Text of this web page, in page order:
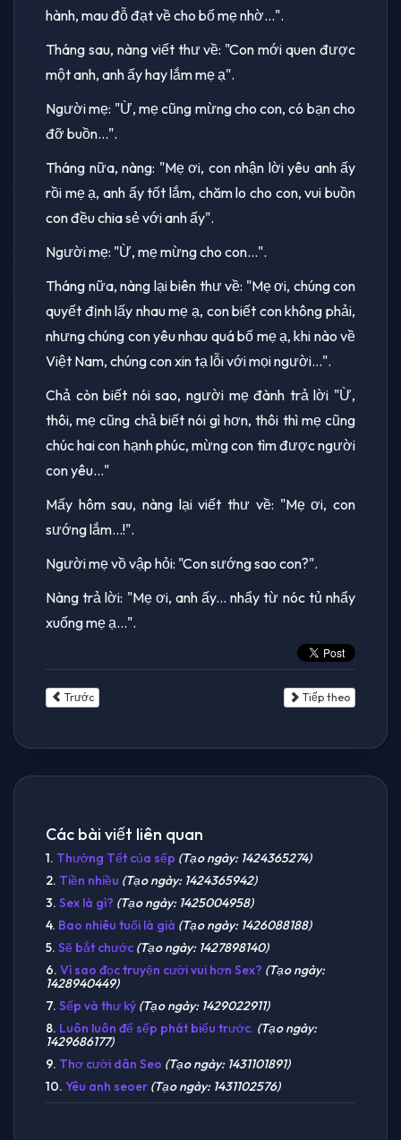
hành, mau đỗ đạt về cho bố mẹ nhờ...".
Tháng sau, nàng viết thư về: "Con mới quen được
một anh, anh ấy hay lắm mẹ ạ".
Người mẹ: "Ừ, mẹ cũng mừng cho con, có bạn cho
đỡ buồn...".
Tháng nữa, nàng: "Mẹ ơi, con nhận lời yêu anh ấy
rồi mẹ ạ, anh ấy tốt lắm, chăm lo cho con, vui buồn
con đều chia sẻ với anh ấy".
Người mẹ: "Ừ, mẹ mừng cho con...".
Tháng nữa, nàng lại biên thư về: "Mẹ ơi, chúng con
quyết định lấy nhau mẹ ạ, con biết con không phải,
nhưng chúng con yêu nhau quá bố mẹ ạ, khi nào về
Việt Nam, chúng con xin tạ lỗi với mọi người...".
Chả còn biết nói sao, người mẹ đành trả lời "Ừ,
thôi, mẹ cũng chả biết nói gì hơn, thôi thì mẹ cũng
chúc hai con hạnh phúc, mừng con tìm được người
con yêu..."
Mấy hôm sau, nàng lại viết thư về: "Mẹ ơi, con
sướng lắm...!".
Người mẹ vồ vập hỏi: "Con sướng sao con?".
Nàng trả lời: "Mẹ ơi, anh ấy... nhẩy từ nóc tủ nhẩy
xuống mẹ ạ...".
Trước Tiếp theo
Các bài viết liên quan
1. Thưởng Tết của sếp (Tạo ngày: 1424365274)
2. Tiền nhiều (Tạo ngày: 1424365942)
3. Sex là gì? (Tạo ngày: 1425004958)
4. Bao nhiêu tuổi là già (Tạo ngày: 1426088188)
5. Sẽ bắt chước (Tạo ngày: 1427898140)
6. Vì sao đọc truyện cười vui hơn Sex? (Tạo ngày:
1428940449)
7. Sếp và thư ký (Tạo ngày: 1429022911)
8. Luôn luôn để sếp phát biểu trước. (Tạo ngày:
1429686177)
9. Thơ cười dân Seo (Tạo ngày: 1431101891)
10. Yêu anh seoer (Tạo ngày: 1431102576)